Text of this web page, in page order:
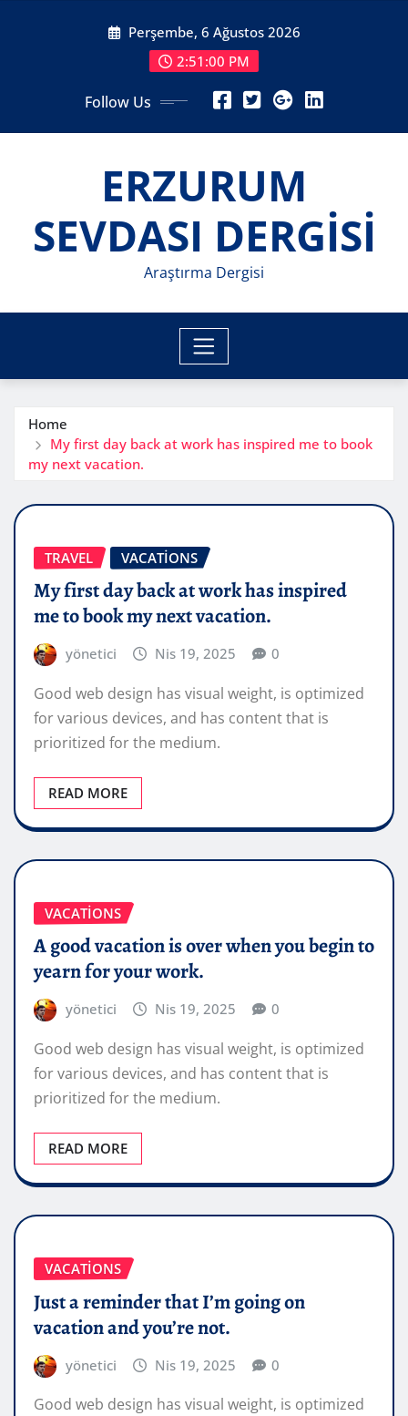
Perşembe, 6 Ağustos 2026
2:51:01 PM
Follow Us
ERZURUM
SEVDASI DERGİSİ
Araştırma Dergisi
Home
My first day back at work has inspired me to book
my next vacation.
TRAVEL VACATIONS
My first day back at work has inspired
me to book my next vacation.
yönetici Nis 19, 2025 0
Good web design has visual weight, is optimized
for various devices, and has content that is
prioritized for the medium.
READ MORE
VACATIONS
A good vacation is over when you begin to
yearn for your work.
yönetici Nis 19, 2025 0
Good web design has visual weight, is optimized
for various devices, and has content that is
prioritized for the medium.
READ MORE
VACATIONS
Just a reminder that I’m going on
vacation and you’re not.
yönetici Nis 19, 2025 0
Good web design has visual weight, is optimized